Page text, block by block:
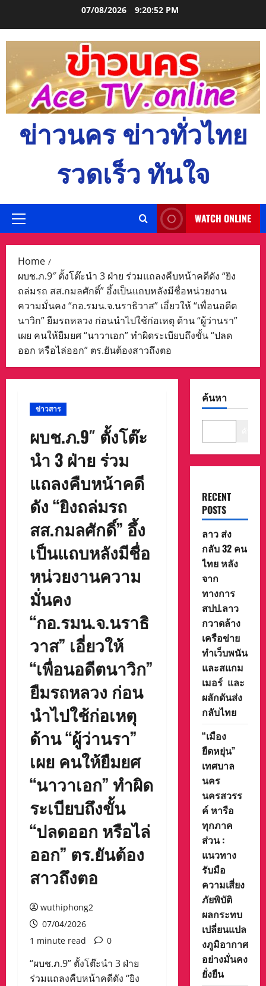
07/08/2026 9:20:53 PM
ข่าวนคร ข่าวทั่วไทย
รวดเร็ว ทันใจ
Primary
WATCH ONLINE
Home
ผบช.ภ.9″ ตั้งโต๊ะนำ 3 ฝ่าย ร่วมแถลงคืบหน้าคดีดัง “ยิง
ถล่มรถ สส.กมลศักดิ์” อึ้งเป็นแถบหลังมีชื่อหน่วยงาน
ความมั่นคง “กอ.รมน.จ.นราธิวาส” เอี่ยวให้ “เพื่อนอดีต
นาวิก” ยืมรถหลวง ก่อนนำไปใช้ก่อเหตุ ด้าน “ผู้ว่านรา”
เผย คนให้ยืมยศ “นาวาเอก” ทำผิดระเบียบถึงขั้น “ปลด
ออก หรือไล่ออก” ตร.ยันต้องสาวถึงตอ
ข่าวสาร
ผบช.ภ.9″ ตั้งโต๊ะ
นำ 3 ฝ่าย ร่วม
แถลงคืบหน้าคดี
ดัง “ยิงถล่มรถ
สส.กมลศักดิ์” อึ้ง
เป็นแถบหลังมีชื่อ
หน่วยงานความ
มั่นคง
“กอ.รมน.จ.นราธิ
วาส” เอี่ยวให้
“เพื่อนอดีตนาวิก”
ยืมรถหลวง ก่อน
นำไปใช้ก่อเหตุ
ด้าน “ผู้ว่านรา”
เผย คนให้ยืมยศ
“นาวาเอก” ทำผิด
ระเบียบถึงขั้น
“ปลดออก หรือไล่
ออก” ตร.ยันต้อง
สาวถึงตอ
wuthiphong2
07/04/2026
1 minute read
0
“ผบช.ภ.9” ตั้งโต๊ะนำ 3 ฝ่าย
ร่วมแถลงคืบหน้าคดีดัง “ยิง
ค้นหา
RECENT
POSTS
ลาว ส่ง
กลับ 32 คน
ไทย หลัง
จาก
ทางการ
สปป.ลาว
กวาดล้าง
เครือข่าย
ทำเว็บพนัน
และสแกม
เมอร์ และ
ผลักดันส่ง
กลับไทย
“เมือง
ยืดหยุ่น”
เทศบาล
นคร
นครสวรร
ค์ หารือ
ทุกภาค
ส่วน :
แนวทาง
รับมือ
ความเสี่ยง
ภัยพิบัติ
ผลกระทบ
เปลี่ยนแปล
งภูมิอากาศ
อย่างมั่นคง
ยั่งยืน